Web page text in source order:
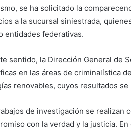
se ha solicitado la
a la sucursal siniestrada,
entidades federativas.
sentido, la Dirección General de
en las áreas de criminalística
renovables, cuyos resultados
de investigación se realizan
con la verdad y la justicia.